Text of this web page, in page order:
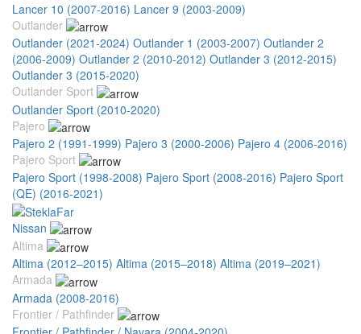
Lancer 10 (2007-2016) Lancer 9 (2003-2009)
Outlander
Outlander (2021-2024) Outlander 1 (2003-2007) Outlander 2
(2006-2009) Outlander 2 (2010-2012) Outlander 3 (2012-2015)
Outlander 3 (2015-2020)
Outlander Sport
Outlander Sport (2010-2020)
Pajero
Pajero 2 (1991-1999) Pajero 3 (2000-2006) Pajero 4 (2006-2016)
Pajero Sport
Pajero Sport (1998-2008) Pajero Sport (2008-2016) Pajero Sport
(QE) (2016-2021)
Nissan
Altima
Altima (2012–2015) Altima (2015–2018) Altima (2019–2021)
Armada
Armada (2008-2016)
Frontier / Pathfinder